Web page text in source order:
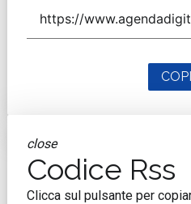
close
Codice Rss
Clicca sul pulsante per